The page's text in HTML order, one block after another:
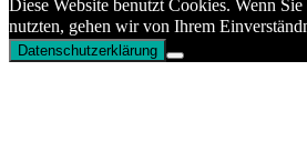
Diese Website benutzt Cookies. Wenn
nutzten, gehen wir von Ihrem
Datenschutzerklärung